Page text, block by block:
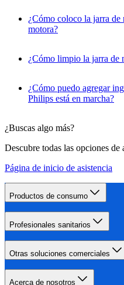
¿Cómo coloco la jarra
motora?
¿Cómo limpio la jarra de
¿Cómo puedo agregar
Philips está en marcha?
¿Buscas algo más?
Descubre todas las opciones de
Página de inicio de asistencia
Productos de consumo
Profesionales sanitarios
Otras soluciones comerciales
Acerca de nosotros